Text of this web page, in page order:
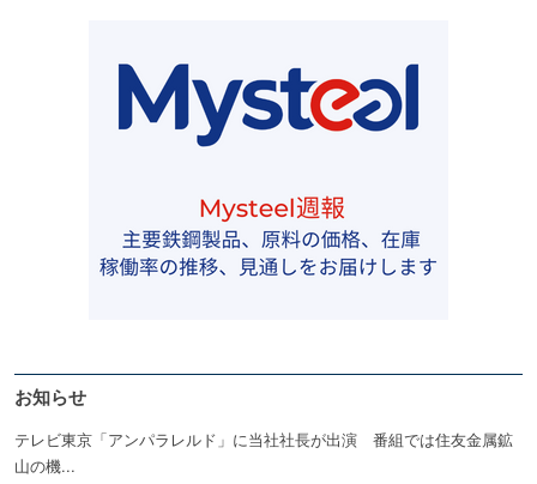
お知らせ
テレビ東京「アンパラレルド」に当社社長が出演 番組では住友金属鉱
山の機...